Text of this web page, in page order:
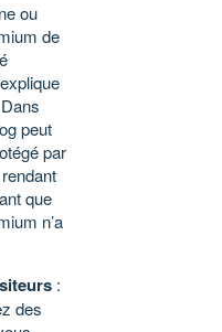
ou
de
peut
par
que
n’a
:
des